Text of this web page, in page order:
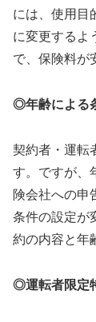
には、使用目
に変更するよ
で、保険料が
◎年齢による
契約者・運転
す。ですが、
険会社への申
条件の設定が
約の内容と年
◎運転者限定